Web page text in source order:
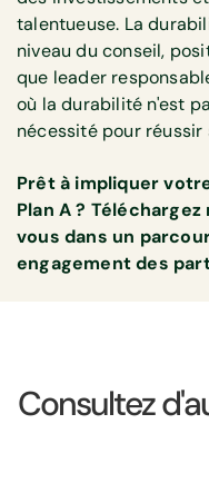
talentueuse. La
niveau du conseil,
que leader
où la durabilité n'est
nécessité pour réussir
Prêt à impliquer
Plan A ?
vous dans un
engagement des
Consultez